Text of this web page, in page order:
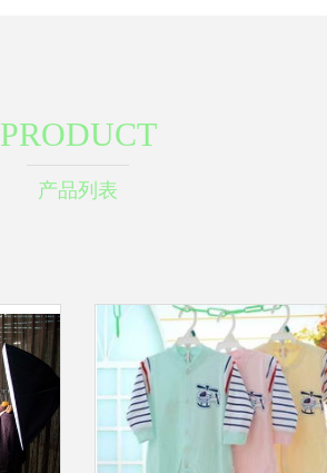
PRODUCT
产品列表